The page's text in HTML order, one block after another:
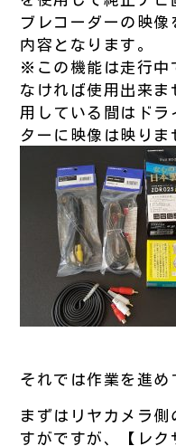
ブレコーダーの映
内容となります。
※この機能は走行中
なければ使用出来
用している間はド
ターに映像は映りま
それでは作業を進
まずはリヤカメラ
すがですが、【レ